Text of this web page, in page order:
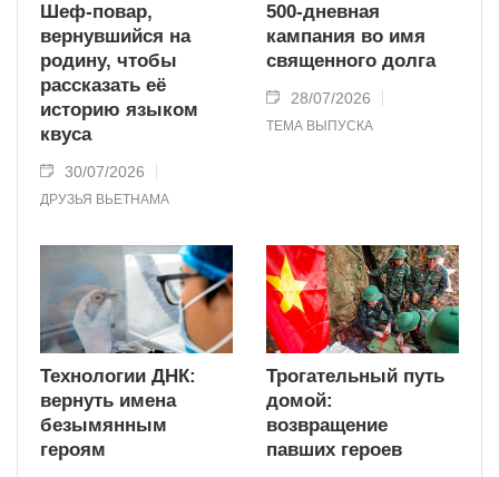
Шеф-повар,
вернувшийся на
родину, чтобы
рассказать её
историю языком
квуса
30/07/2026
ДРУЗЬЯ ВЬЕТНАМА
500-дневная
кампания во имя
священного долга
28/07/2026
ТЕМА ВЫПУСКА
Технологии ДНК:
вернуть имена
безымянным
героям
Трогательный путь
домой:
возвращение
павших героев